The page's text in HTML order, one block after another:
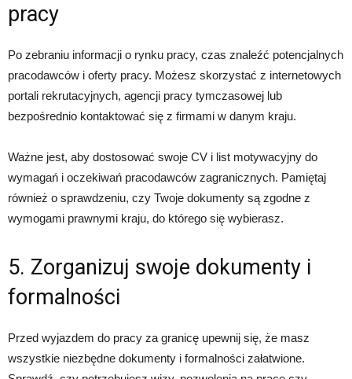
pracy
Po zebraniu informacji o rynku pracy, czas znaleźć potencjalnych
pracodawców i oferty pracy. Możesz skorzystać z internetowych
portali rekrutacyjnych, agencji pracy tymczasowej lub
bezpośrednio kontaktować się z firmami w danym kraju.
Ważne jest, aby dostosować swoje CV i list motywacyjny do
wymagań i oczekiwań pracodawców zagranicznych. Pamiętaj
również o sprawdzeniu, czy Twoje dokumenty są zgodne z
wymogami prawnymi kraju, do którego się wybierasz.
5. Zorganizuj swoje dokumenty i
formalności
Przed wyjazdem do pracy za granicę upewnij się, że masz
wszystkie niezbędne dokumenty i formalności załatwione.